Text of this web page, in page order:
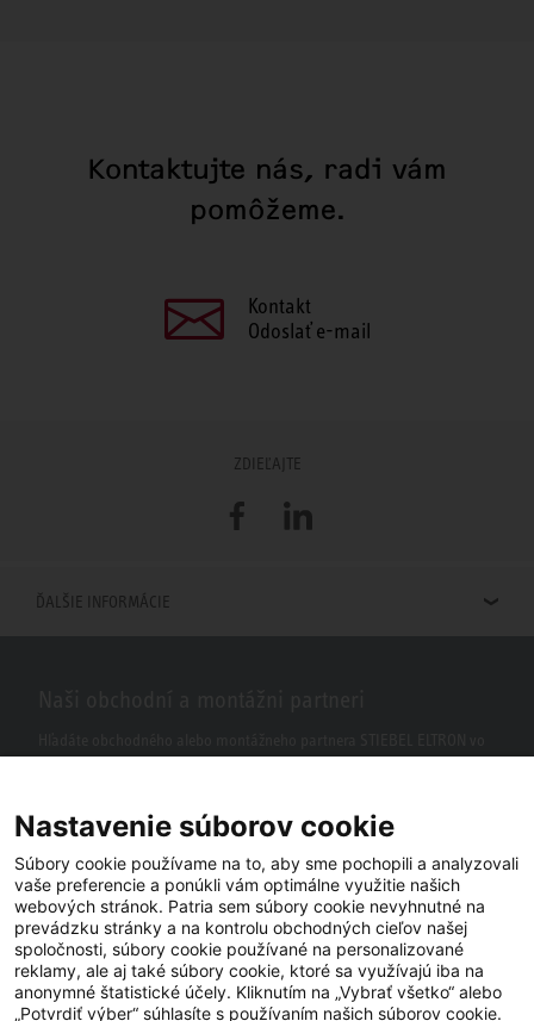
Kontaktujte nás, radi vám
pomôžeme.
Kontakt
Odoslať e-mail
ZDIEĽAJTE
FacebookLinkedIn
ĎALŠIE INFORMÁCIE
Facebook YouTube LinkedIn
Nastavenie súborov cookie
Súbory cookie používame na to, aby sme pochopili a analyzovali
vaše preferencie a ponúkli vám optimálne využitie našich
webových stránok. Patria sem súbory cookie nevyhnutné na
prevádzku stránky a na kontrolu obchodných cieľov našej
spoločnosti, súbory cookie používané na personalizované
reklamy, ale aj také súbory cookie, ktoré sa využívajú iba na
anonymné štatistické účely. Kliknutím na „Vybrať všetko“ alebo
„Potvrdiť výber“ súhlasíte s používaním našich súborov cookie.